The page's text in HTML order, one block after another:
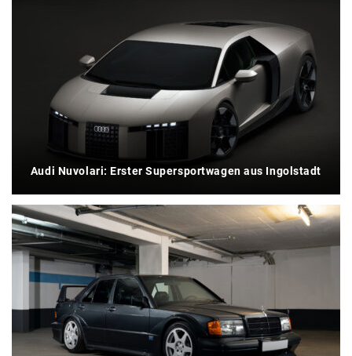
Audi Nuvolari: Erster Supersportwagen aus Ingolstadt